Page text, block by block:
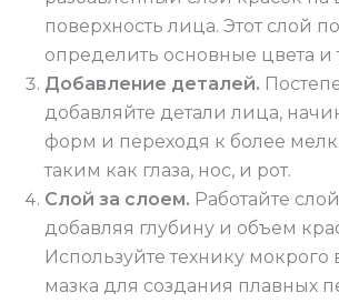
поверхность лица. Этот слой
определить основные цвета и
Добавление деталей.
добавляйте детали лица,
форм и переходя к более
таким как глаза, нос, и рот.
Слой за слоем. Работайте
добавляя глубину и объем
Используйте технику мокрого
мазка для создания плавных